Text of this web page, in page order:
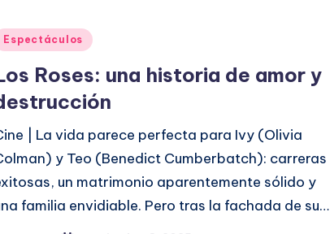
Espectáculos
Roses: una historia de amor y
| La vida parece perfecta para Ivy (Olivia
y Teo (Benedict Cumberbatch): carreras
un matrimonio aparentemente sólido y
familia envidiable. Pero tras la fachada de su…